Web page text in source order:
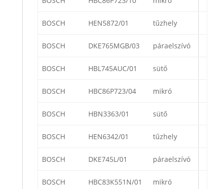
BOSCH HEN5872/01 tűzhely
BOSCH DKE765MGB/03 páraelszívó
BOSCH HBL745AUC/01 sütő
BOSCH HBC86P723/04 mikró
BOSCH HBN3363/01 sütő
BOSCH HEN6342/01 tűzhely
BOSCH DKE745L/01 páraelszívó
BOSCH HBC83K551N/01 mikró